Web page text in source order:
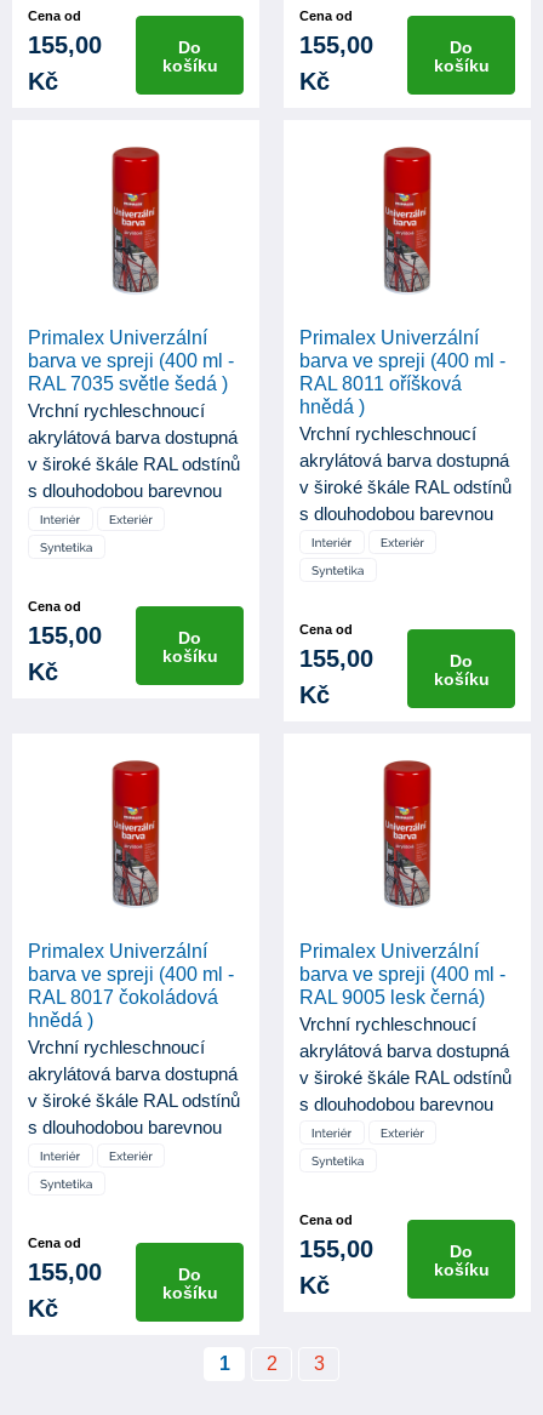
Cena od
155,00
Kč
Do
košíku
Cena od
155,00
Kč
Do
košíku
Primalex Univerzální
barva ve spreji (400 ml -
RAL 7035 světle šedá )
Vrchní rychleschnoucí
akrylátová barva dostupná
v široké škále RAL odstínů
s dlouhodobou barevnou
st...
Cena od
155,00
Kč
Do
košíku
Primalex Univerzální
barva ve spreji (400 ml -
RAL 8011 oříšková
hnědá )
Vrchní rychleschnoucí
akrylátová barva dostupná
v široké škále RAL odstínů
s dlouhodobou barevnou
st...
Cena od
155,00
Kč
Do
košíku
Primalex Univerzální
barva ve spreji (400 ml -
RAL 8017 čokoládová
hnědá )
Vrchní rychleschnoucí
akrylátová barva dostupná
v široké škále RAL odstínů
s dlouhodobou barevnou
st...
Cena od
155,00
Kč
Do
košíku
Primalex Univerzální
barva ve spreji (400 ml -
RAL 9005 lesk černá)
Vrchní rychleschnoucí
akrylátová barva dostupná
v široké škále RAL odstínů
s dlouhodobou barevnou
st...
Cena od
155,00
Kč
Do
košíku
1 2 3